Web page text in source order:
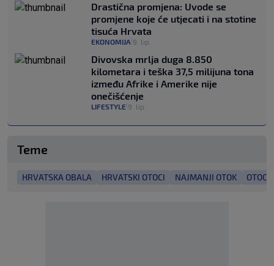
Drastična promjena: Uvode se
promjene koje će utjecati i na stotine
tisuća Hrvata
EKONOMIJA 9. lip.
Divovska mrlja duga 8.850
kilometara i teška 37,5 milijuna tona
između Afrike i Amerike nije
onečišćenje
LIFESTYLE 9. lip.
Teme
HRVATSKA OBALA HRVATSKI OTOCI NAJMANJI OTOK OTOCI